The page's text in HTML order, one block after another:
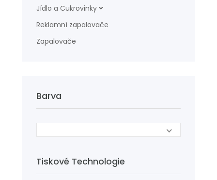
Jídlo a Cukrovinky
Reklamní zapalovače
Zapalovače
Barva
Tiskové Technologie